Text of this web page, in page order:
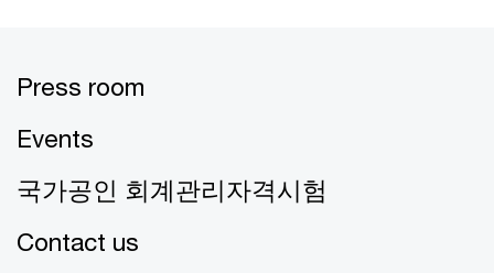
Press room
Events
국가공인 회계관리자격시험
Contact us